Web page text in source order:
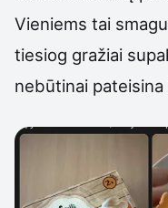
Vieniems tai
tiesiog gražiai
nebūtinai pateisina